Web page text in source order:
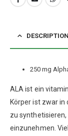
DESCRIPTION
250 mg
ALA ist ein
Körper ist zwar in
zu
einzunehmen.